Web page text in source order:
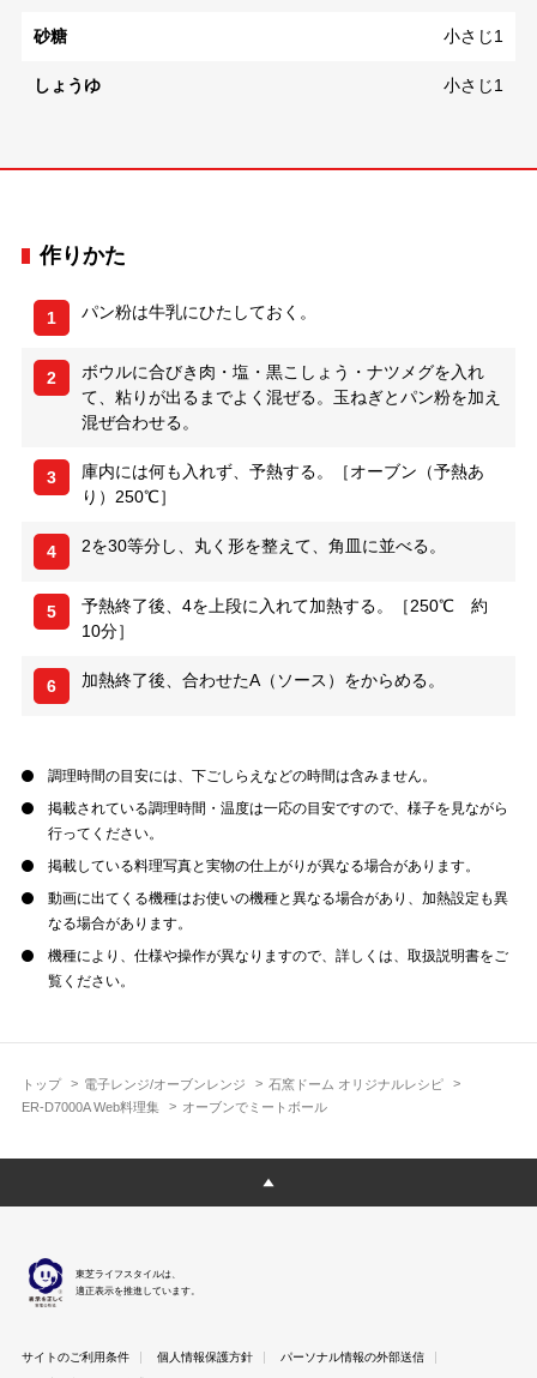
トップ 電子レンジ/オーブンレンジ
石窯ドーム オリジナルレシピ
ER-D7000A Web料理集
オーブンでミートボール
砂糖 小さじ1
しょうゆ 小さじ1
作りかた
1 パン粉は牛乳にひたしておく。
2
ボウルに合びき肉・塩・黒こしょう・ナツメグを入れ
て、粘りが出るまでよく混ぜる。玉ねぎとパン粉を加え
混ぜ合わせる。
3
庫内には何も入れず、予熱する。［オーブン（予熱あ
り）250℃］
4 2を30等分し、丸く形を整えて、角皿に並べる。
5
予熱終了後、4を上段に入れて加熱する。［250℃ 約
10分］
6 加熱終了後、合わせたA（ソース）をからめる。
調理時間の目安には、下ごしらえなどの時間は含みません。
掲載されている調理時間・温度は一応の目安ですので、様子を見ながら
行ってください。
掲載している料理写真と実物の仕上がりが異なる場合があります。
動画に出てくる機種はお使いの機種と異なる場合があり、加熱設定も異
なる場合があります。
機種により、仕様や操作が異なりますので、詳しくは、取扱説明書をご
覧ください。
東芝ライフスタイルは、
適正表示を推進しています。
サイトのご利用条件 個人情報保護方針
パーソナル情報の外部送信